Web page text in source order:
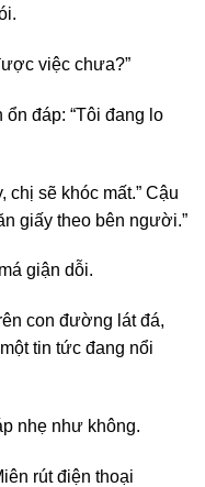
việc chưa?”
đáp: “Tôi đang lo
chị sẽ khóc mất.” Cậu
giấy theo bên người.”
giận dỗi.
con đường lát đá,
tin tức đang nổi
nhẹ như không.
rút điện thoại